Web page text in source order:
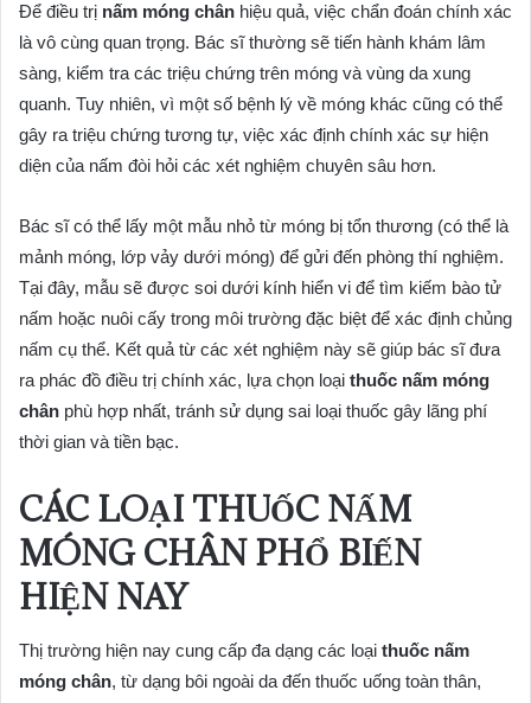
Để điều trị nấm móng chân hiệu quả, việc chẩn đoán chính xác
là vô cùng quan trọng. Bác sĩ thường sẽ tiến hành khám lâm
sàng, kiểm tra các triệu chứng trên móng và vùng da xung
quanh. Tuy nhiên, vì một số bệnh lý về móng khác cũng có thể
gây ra triệu chứng tương tự, việc xác định chính xác sự hiện
diện của nấm đòi hỏi các xét nghiệm chuyên sâu hơn.
Bác sĩ có thể lấy một mẫu nhỏ từ móng bị tổn thương (có thể là
mảnh móng, lớp vảy dưới móng) để gửi đến phòng thí nghiệm.
Tại đây, mẫu sẽ được soi dưới kính hiển vi để tìm kiếm bào tử
nấm hoặc nuôi cấy trong môi trường đặc biệt để xác định chủng
nấm cụ thể. Kết quả từ các xét nghiệm này sẽ giúp bác sĩ đưa
ra phác đồ điều trị chính xác, lựa chọn loại thuốc nấm móng
chân phù hợp nhất, tránh sử dụng sai loại thuốc gây lãng phí
thời gian và tiền bạc.
CÁC LOẠI THUỐC NẤM
MÓNG CHÂN PHỔ BIẾN
HIỆN NAY
Thị trường hiện nay cung cấp đa dạng các loại thuốc nấm
móng chân, từ dạng bôi ngoài da đến thuốc uống toàn thân,